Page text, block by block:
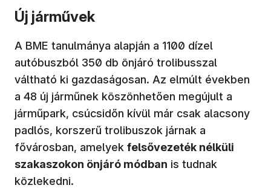
Új járművek
A BME tanulmánya alapján a 1100 dízel
autóbuszból 350 db önjáró trolibusszal
váltható ki gazdaságosan. Az elmúlt években
a 48 új járműnek köszönhetően megújult a
járműpark, csúcsidőn kívül már csak alacsony
padlós, korszerű trolibuszok járnak a
fővárosban, amelyek felsővezeték nélküli
szakaszokon önjáró módban is tudnak
közlekedni.